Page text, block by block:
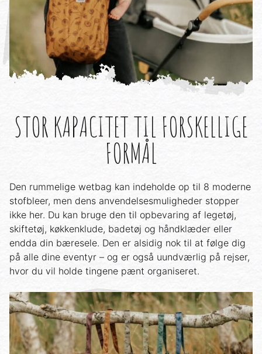
STOR KAPACITET TIL FORSKELLIGE
FORMÅL
Den rummelige wetbag kan indeholde op til 8 moderne
stofbleer, men dens anvendelsesmuligheder stopper
ikke her. Du kan bruge den til opbevaring af legetøj,
skiftetøj, køkkenklude, badetøj og håndklæder eller
endda din bæresele. Den er alsidig nok til at følge dig
på alle dine eventyr – og er også uundværlig på rejser,
hvor du vil holde tingene pænt organiseret.